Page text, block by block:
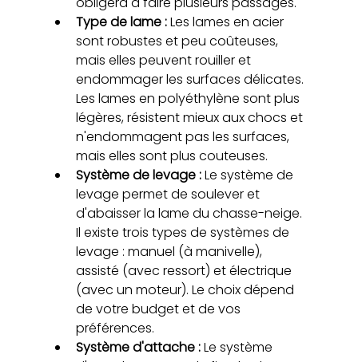
Type de lame : Les lames en acier
sont robustes et peu coûteuses,
mais elles peuvent rouiller et
endommager les surfaces délicates.
Les lames en polyéthylène sont plus
légères, résistent mieux aux chocs et
n'endommagent pas les surfaces,
mais elles sont plus couteuses.
Système de levage : Le système de
levage permet de soulever et
d'abaisser la lame du chasse-neige.
Il existe trois types de systèmes de
levage : manuel (à manivelle),
assisté (avec ressort) et électrique
(avec un moteur). Le choix dépend
de votre budget et de vos
préférences.
Système d'attache : Le système